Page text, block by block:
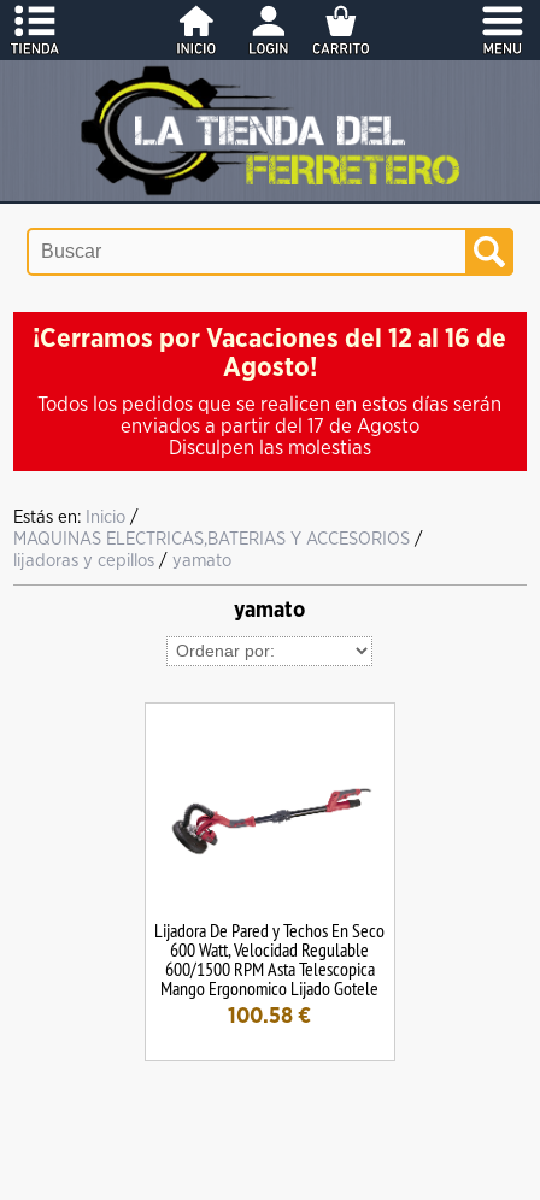
¡Cerramos por Vacaciones del 12 al 16 de
Agosto!
Todos los pedidos que se realicen en estos días serán
enviados a partir del 17 de Agosto
Disculpen las molestias
Estás en: Inicio /
MAQUINAS ELECTRICAS,BATERIAS Y ACCESORIOS /
lijadoras y cepillos /yamato
yamato
Lijadora De Pared y Techos En Seco
600 Watt, Velocidad Regulable
600/1500 RPM Asta Telescopica
Mango Ergonomico Lijado Gotele
100.58 €